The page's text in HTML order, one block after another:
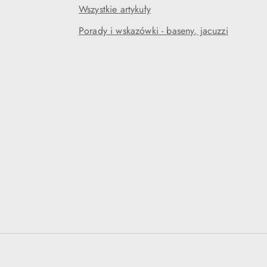
Wszystkie artykuły
Porady i wskazówki - baseny, jacuzzi